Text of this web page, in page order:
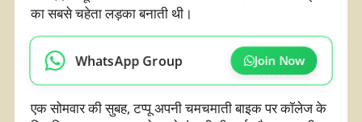
का सबसे चहेता लड़का बनाती थी।
WhatsApp Group Join Now
एक सोमवार की सुबह, टप्पू अपनी चमचमाती बाइक पर कॉलेज के